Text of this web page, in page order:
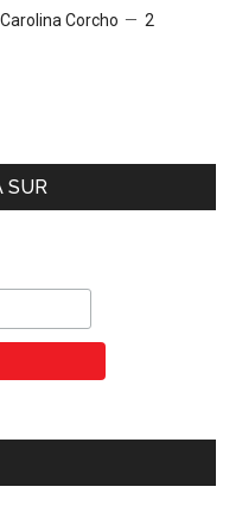
Carolina Corcho
2
SUR